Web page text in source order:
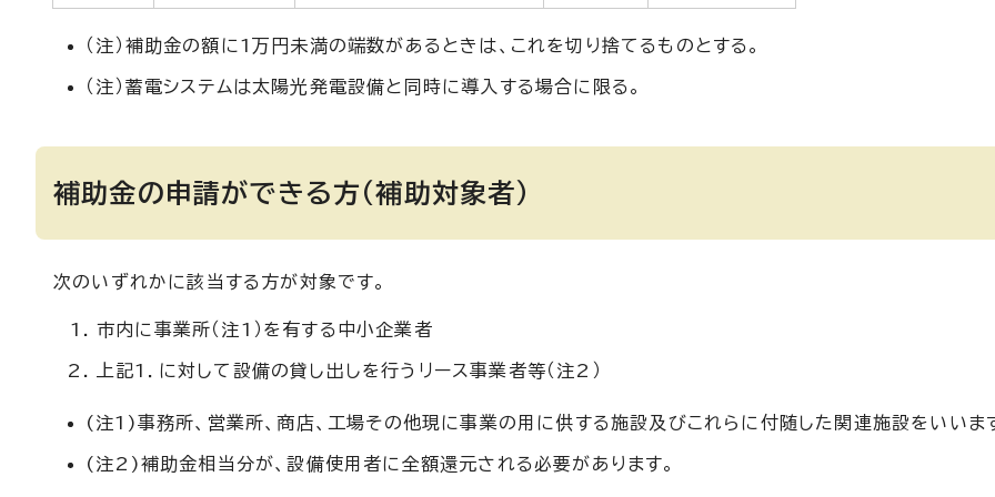
（注）補助金の額に1万円未満の端数があるときは、これを切り捨てるものとする。
（注）蓄電システムは太陽光発電設備と同時に導入する場合に限る。
補助金の申請ができる方（補助対象者）
次のいずれかに該当する方が対象です。
市内に事業所（注1）を有する中小企業者
上記1．に対して設備の貸し出しを行うリース事業者等（注2）
(注1)事務所、営業所、商店、工場その他現に事業の用に供する施設及びこれらに付随した関連施設をいいま
(注2)補助金相当分が、設備使用者に全額還元される必要があります。